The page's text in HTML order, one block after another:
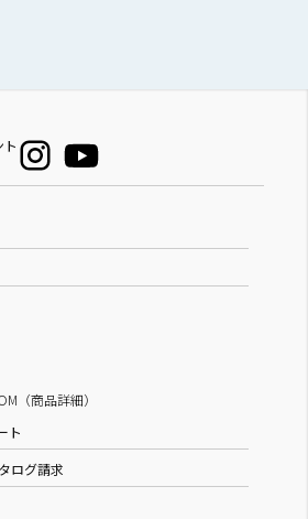
（商品詳細）
ト
ログ請求